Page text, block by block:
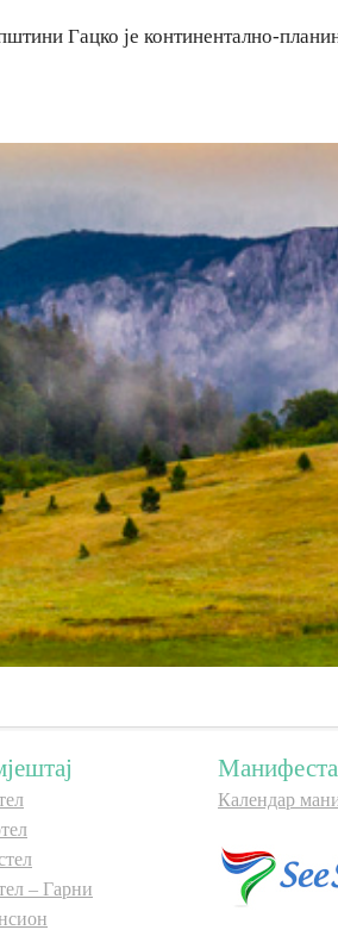
Гацко је континентално-
– Гарни
Календар